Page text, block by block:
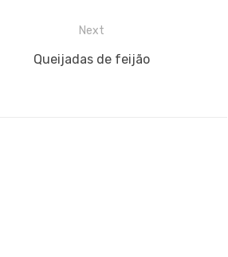
Next
Next
Queijadas de feijão